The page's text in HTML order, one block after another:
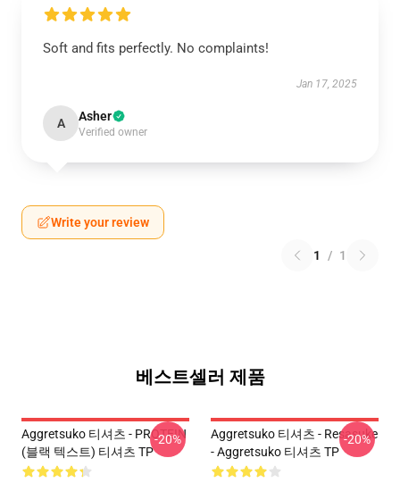
Soft and fits perfectly. No complaints!
Jan 17, 2025
A Asher
Verified owner
Write your review
1 / 1
베스트셀러 제품
Aggretsuko 티셔츠 - PROTEIN
(블랙 텍스트) 티셔츠 TP
-20%
Aggretsuko 티셔츠 - Resasuke
- Aggretsuko 티셔츠 TP
-20%